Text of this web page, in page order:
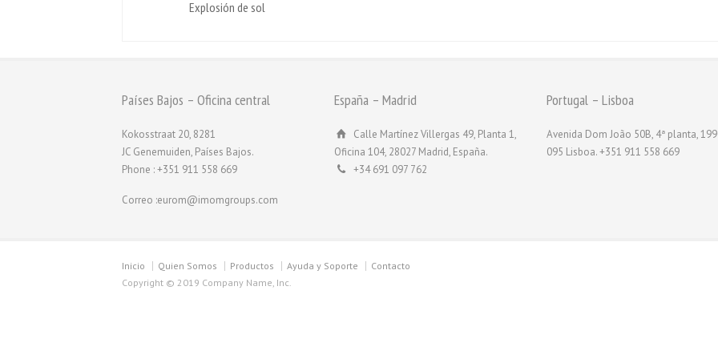
Explosión de sol
Países Bajos – Oficina central
Kokosstraat 20, 8281
JC Genemuiden, Países Bajos.
Phone : +351 911 558 669
Correo :eurom@imomgroups.com
España – Madrid
Calle Martínez Villergas 49, Planta 1,
Oficina 104, 28027 Madrid, España.
+34 691 097 762
Portugal – Lisboa
Avenida Dom João 50B, 4ª planta,
095 Lisboa. +351 911 558 669
Inicio Quien Somos Productos Ayuda y Soporte
Contacto
Copyright © 2019 Company Name, Inc.